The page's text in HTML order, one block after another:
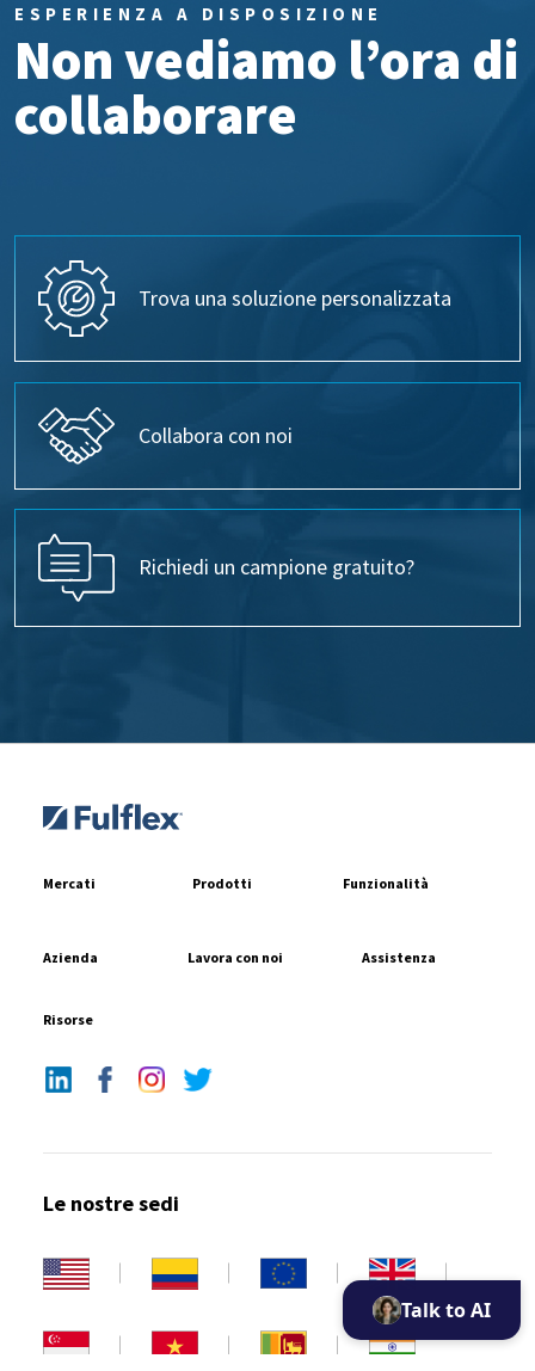
ESPERIENZA A DISPOSIZIONE
Non vediamo l’ora di
collaborare
Trova una soluzione personalizzata
Collabora con noi
Richiedi un campione gratuito?
Mercati Prodotti Funzionalità
Azienda Lavora con noi Assistenza
Risorse
Le nostre sedi
Talk to AI